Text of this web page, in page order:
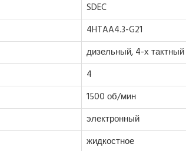
SDEC
4HTAA4.3-G21
дизельный, 4-х тактный
4
1500 об/мин
электронный
жидкостное